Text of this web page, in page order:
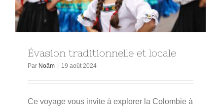
Évasion traditionnelle et locale
Par Noäm | 19 août 2024
Ce voyage vous invite à explorer la Colombie à